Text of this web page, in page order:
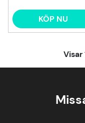
KÖP NU
Visar